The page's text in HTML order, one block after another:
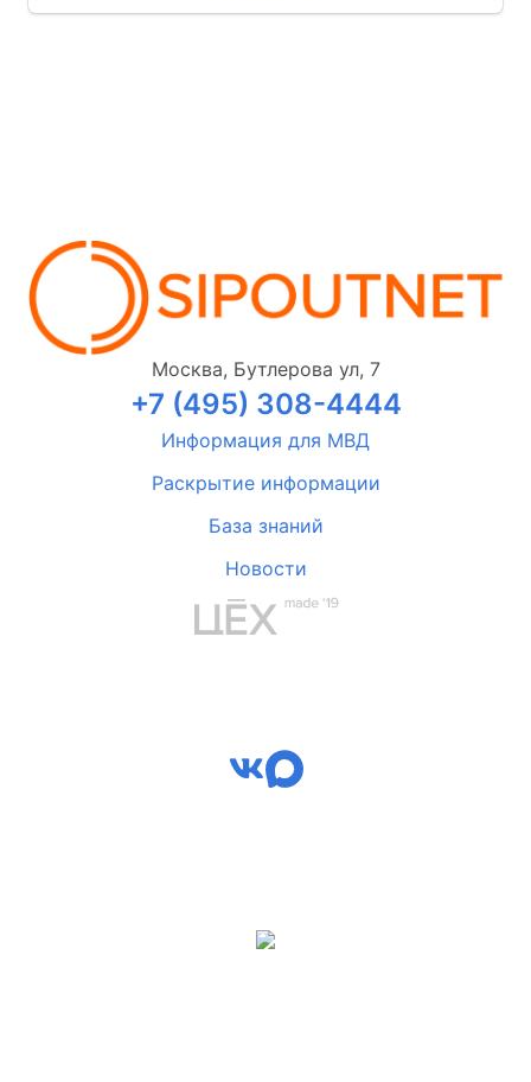
Москва, Бутлерова ул, 7
+7 (495) 308-4444
Информация для МВД
Раскрытие информации
База знаний
Новости